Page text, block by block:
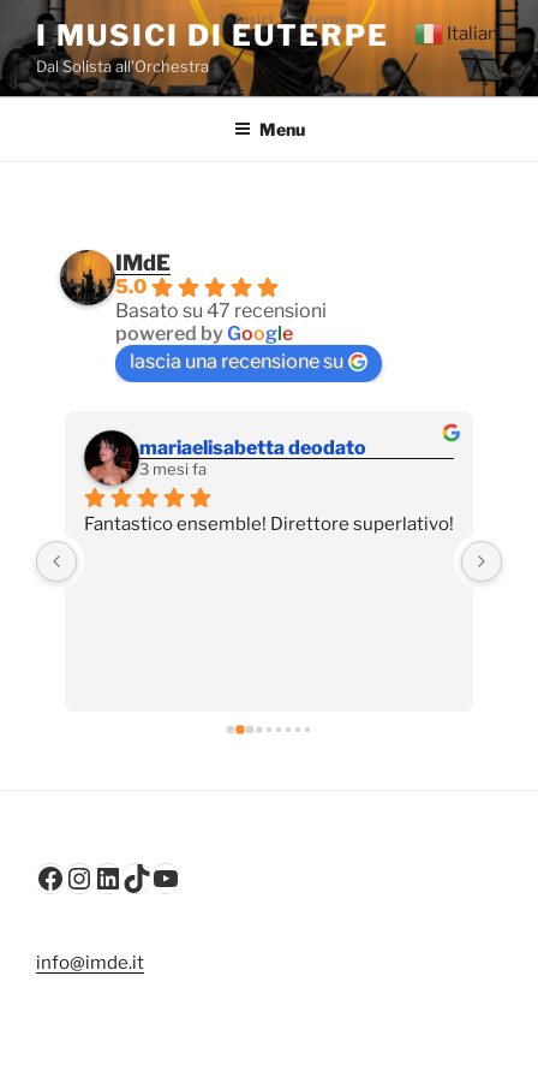
Salta
contenuto
I MUSICI DI EUTERPE
Dal Solista all'Orchestra
Menu
IMdE
5.0
Basato su 47 recensioni
powered byGoogle
lascia una recensione su
mariaelisabetta deodato
3 mesi fa
Fantastico ensemble! Direttore superlativo!
Facebook
Instagram
LinkedIn
TikTok
YouTube
info@imde.it
Italian ▼